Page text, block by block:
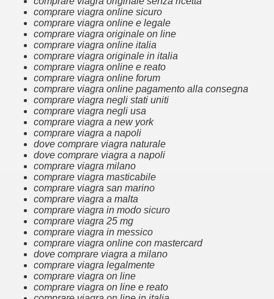
comprare viagra online sicuro
comprare viagra online e legale
comprare viagra originale on line
comprare viagra online italia
comprare viagra originale in italia
comprare viagra online e reato
comprare viagra online forum
comprare viagra online pagamento alla consegna
comprare viagra negli stati uniti
comprare viagra negli usa
comprare viagra a new york
comprare viagra a napoli
dove comprare viagra naturale
dove comprare viagra a napoli
comprare viagra milano
comprare viagra masticabile
comprare viagra san marino
comprare viagra a malta
comprare viagra in modo sicuro
comprare viagra 25 mg
comprare viagra in messico
comprare viagra online con mastercard
dove comprare viagra a milano
comprare viagra legalmente
comprare viagra on line
comprare viagra on line e reato